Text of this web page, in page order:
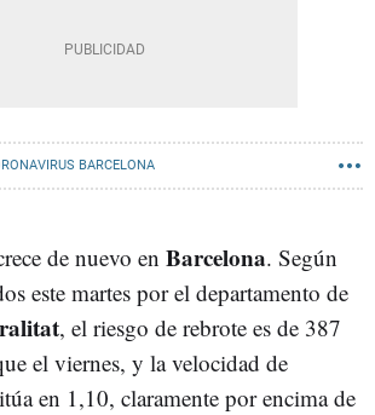
BARCELONA
de nuevo en Barcelona. Según
este martes por el departamento de
, el riesgo de rebrote es de 387
el viernes, y la velocidad de
en 1,10, claramente por encima de